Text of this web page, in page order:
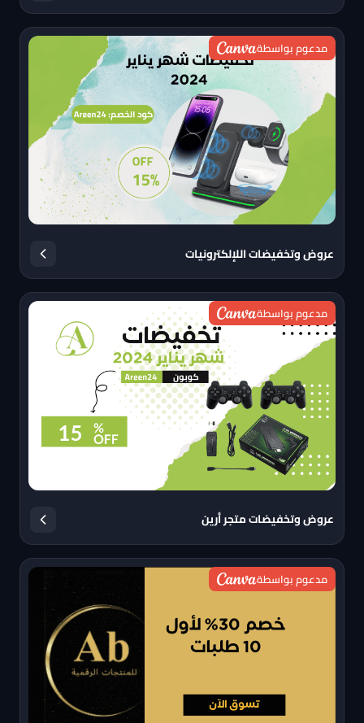
مدعوم بواسطة
عروض وتخفيضات اللإلكترونيات
مدعوم بواسطة
عروض وتخفيضات متجر أرين
مدعوم بواسطة